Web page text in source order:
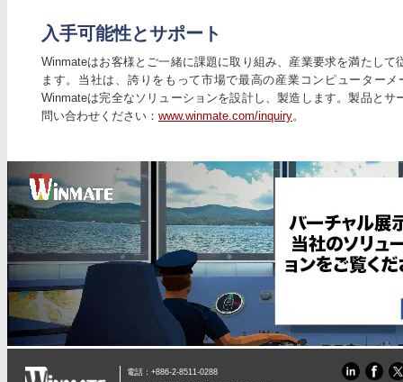
入手可能性とサポート
Winmateはお客様とご一緒に課題に取り組み、産業要求を満たし
ます。当社は、誇りをもって市場で最高の産業コンピューター
Winmateは完全なソリューションを設計し、製造します。製品と
問い合わせください： www.winmate.com/inquiry。
電話：+886-2-8511-0288